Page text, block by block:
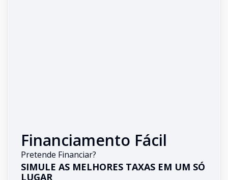
Financiamento Fácil
Pretende Financiar?
SIMULE AS MELHORES TAXAS EM UM SÓ
LUGAR